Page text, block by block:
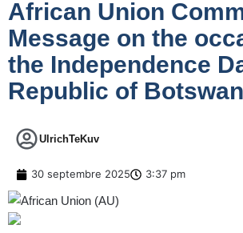
African Union
Message on the
the Independence
Republic of
UlrichTeKuv
30 septembre 2025 3:37 pm